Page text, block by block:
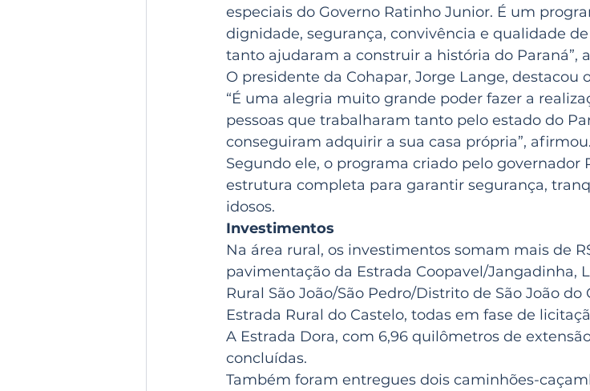
especiais do Governo Ratinho Junior. É um
dignidade, segurança, convivência e qualidade
tanto ajudaram a construir a história do Paraná”,
O presidente da Cohapar, Jorge Lange, destacou
“É uma alegria muito grande poder fazer a
pessoas que trabalharam tanto pelo estado do
conseguiram adquirir a sua casa própria”, afirmou.
Segundo ele, o programa criado pelo governador
estrutura completa para garantir segurança,
idosos.
Investimentos
Na área rural, os investimentos somam mais de
pavimentação da Estrada Coopavel/Jangadinha,
Rural São João/São Pedro/Distrito de São João do
Estrada Rural do Castelo, todas em fase de
A Estrada Dora, com 6,96 quilômetros de
concluídas.
Também foram entregues dois caminhões-